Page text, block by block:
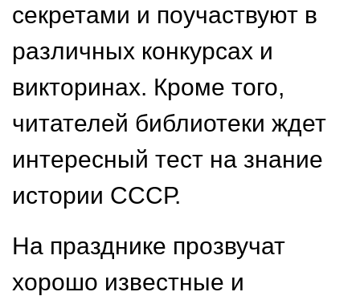
секретами и поучаствуют в
различных конкурсах и
викторинах. Кроме того,
читателей библиотеки ждет
интересный тест на знание
истории СССР.
На празднике прозвучат
хорошо известные и